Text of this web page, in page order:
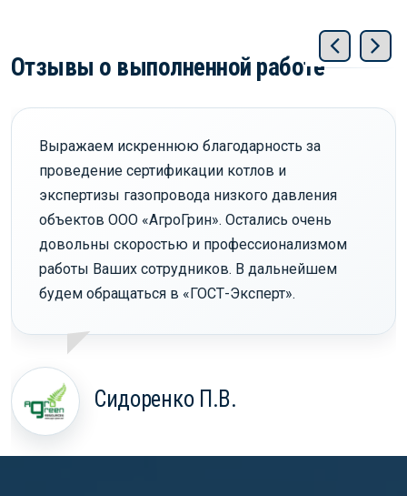
Отзывы о выполненной работе
Выражаем искреннюю благодарность за
проведение сертификации котлов и
экспертизы газопровода низкого давления
объектов ООО «АгроГрин». Остались очень
довольны скоростью и профессионализмом
работы Ваших сотрудников. В дальнейшем
будем обращаться в «ГОСТ-Эксперт».
Сидоренко П.В.